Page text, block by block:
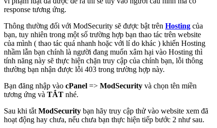
response tương ứng.
Thông thường đối với ModSecurity sẽ được bật trên Hosting của
bạn, tuy nhiên trong một số trường hợp bạn thao tác trên website
của mình ( thao tác quá nhanh hoặc với lí do khác ) khiến Hosting
nhầm lẫn bạn chính là người đang muốn xâm hại vào Hosting thì
tính năng này sẽ thực hiện chặn truy cập của chính bạn, lỗi thông
thường bạn nhận được lỗi 403 trong trường hợp này.
Bạn đăng nhập vào cPanel => ModSecurity và chọn tên miền
tương ứng và TẮT nhé.
Sau khi tắt ModSecurity bạn hãy truy cập thử vào website xem đã
hoạt động hay chưa, nếu chưa bạn thực hiện tiếp bước 2 như sau.